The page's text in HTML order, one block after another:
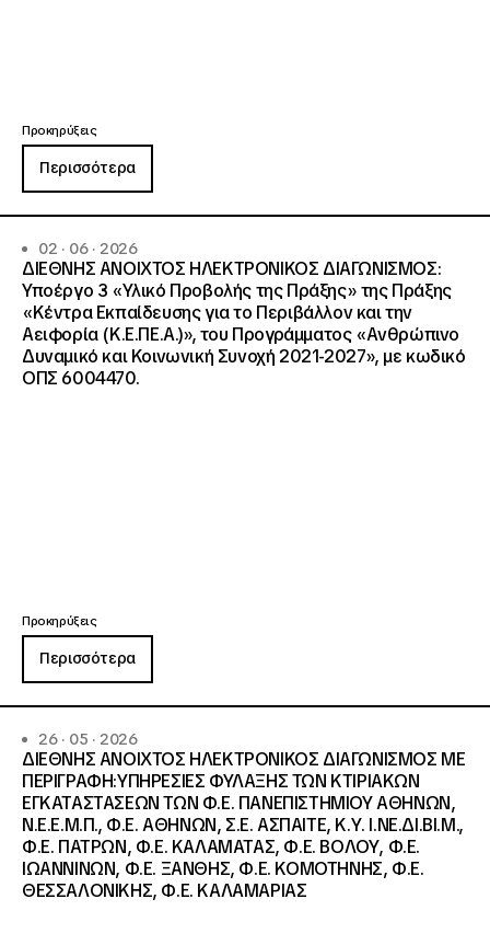
Προκηρύξεις
Περισσότερα
02 · 06 · 2026
ΔΙΕΘΝΗΣ ΑΝΟΙΧΤΟΣ ΗΛΕΚΤΡΟΝΙΚΟΣ ΔΙΑΓΩΝΙΣΜΟΣ:
Υποέργο 3 «Υλικό Προβολής της Πράξης» της Πράξης
«Κέντρα Εκπαίδευσης για το Περιβάλλον και την
Αειφορία (Κ.Ε.ΠΕ.Α.)», του Προγράμματος «Ανθρώπινο
Δυναμικό και Κοινωνική Συνοχή 2021-2027», με κωδικό
ΟΠΣ 6004470.
Προκηρύξεις
Περισσότερα
26 · 05 · 2026
ΔΙΕΘΝΗΣ ΑΝΟΙΧΤΟΣ ΗΛΕΚΤΡΟΝΙΚΟΣ ΔΙΑΓΩΝΙΣΜΟΣ ΜΕ
ΠΕΡΙΓΡΑΦΗ:ΥΠΗΡΕΣΙΕΣ ΦΥΛΑΞΗΣ ΤΩΝ ΚΤΙΡΙΑΚΩΝ
ΕΓΚΑΤΑΣΤΑΣΕΩΝ ΤΩΝ Φ.Ε. ΠΑΝΕΠΙΣΤΗΜΙΟΥ ΑΘΗΝΩΝ,
Ν.Ε.Ε.Μ.Π., Φ.Ε. ΑΘΗΝΩΝ, Σ.Ε. ΑΣΠΑΙΤΕ, Κ.Υ. Ι.ΝΕ.ΔΙ.ΒΙ.Μ.,
Φ.Ε. ΠΑΤΡΩΝ, Φ.Ε. ΚΑΛΑΜΑΤΑΣ, Φ.Ε. ΒΟΛΟΥ, Φ.Ε.
ΙΩΑΝΝΙΝΩΝ, Φ.Ε. ΞΑΝΘΗΣ, Φ.Ε. ΚΟΜΟΤΗΝΗΣ, Φ.Ε.
ΘΕΣΣΑΛΟΝΙΚΗΣ, Φ.Ε. ΚΑΛΑΜΑΡΙΑΣ